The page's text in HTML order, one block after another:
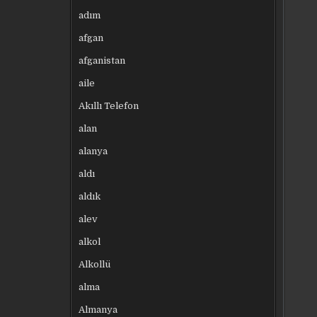
adım
afgan
afganistan
aile
Akıllı Telefon
alan
alanya
aldı
aldık
alev
alkol
Alkollü
alma
Almanya